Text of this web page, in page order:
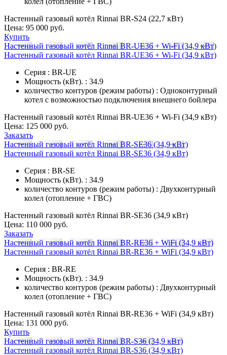
Настенный газовый котёл Rinnai BR-S24 (22,7 кВт)
Цена: 95 000 руб.
Купить
Настенный газовый котёл Rinnai BR-UE36 + Wi-Fi (34,9 кВт)
Настенный газовый котёл Rinnai BR-UE36 + Wi-Fi (34,9 кВт)
Серия : BR-UE
Мощность (кВт). : 34.9
количество контуров (режим работы) : Одноконтурный
котел с возможностью подключения внешнего бойлера
Настенный газовый котёл Rinnai BR-UE36 + Wi-Fi (34,9 кВт)
Цена: 125 000 руб.
Заказать
Настенный газовый котёл Rinnai BR-SE36 (34,9 кВт)
Настенный газовый котёл Rinnai BR-SE36 (34,9 кВт)
Серия : BR-SE
Мощность (кВт). : 34.9
количество контуров (режим работы) : Двухконтурный
колел (отопление + ГВС)
Настенный газовый котёл Rinnai BR-SE36 (34,9 кВт)
Цена: 110 000 руб.
Заказать
Настенный газовый котёл Rinnai BR-RE36 + WiFi (34,9 кВт)
Настенный газовый котёл Rinnai BR-RE36 + WiFi (34,9 кВт)
Серия : BR-RE
Мощность (кВт). : 34.9
количество контуров (режим работы) : Двухконтурный
колел (отопление + ГВС)
Настенный газовый котёл Rinnai BR-RE36 + WiFi (34,9 кВт)
Цена: 131 000 руб.
Купить
Настенный газовый котёл Rinnai BR-S36 (34,9 кВт)
Настенный газовый котёл Rinnai BR-S36 (34,9 кВт)